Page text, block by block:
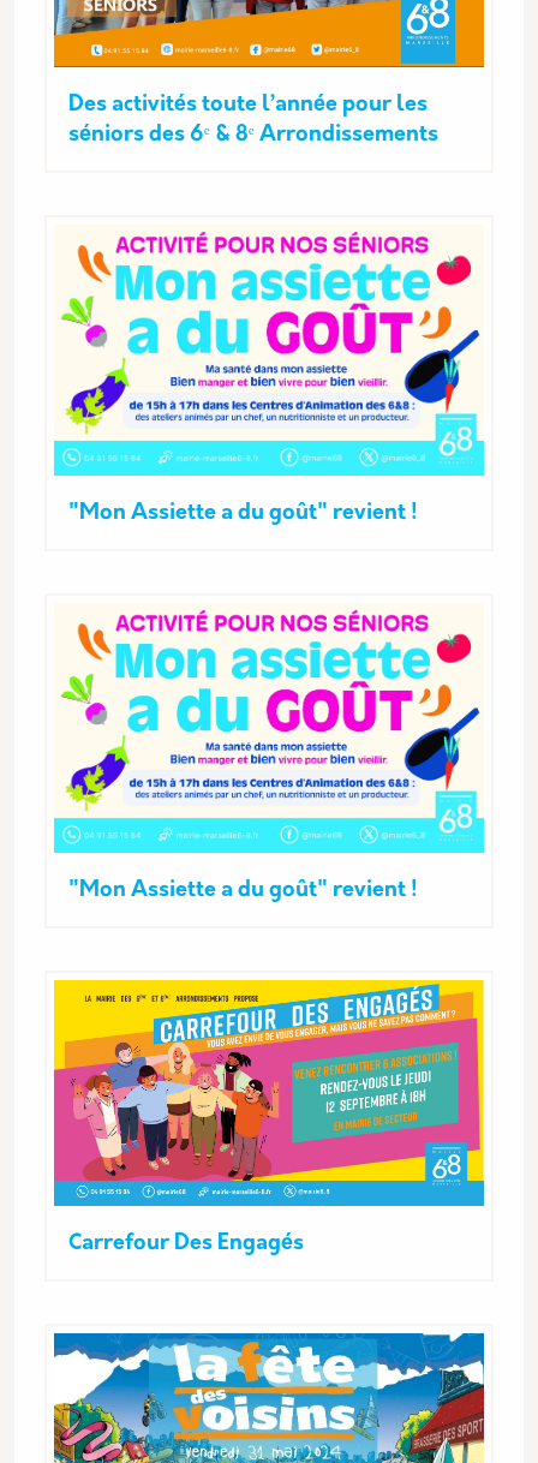
Des activités toute l’année pour les
séniors des 6ᵉ & 8ᵉ Arrondissements
"Mon Assiette a du goût" revient !
"Mon Assiette a du goût" revient !
Carrefour Des Engagés